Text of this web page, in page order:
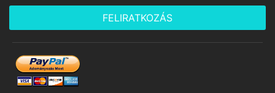
FELIRATKOZÁS